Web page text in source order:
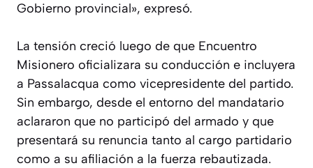
Gobierno provincial», expresó.
La tensión creció luego de que Encuentro
Misionero oficializara su conducción e incluyera
a Passalacqua como vicepresidente del partido.
Sin embargo, desde el entorno del mandatario
aclararon que no participó del armado y que
presentará su renuncia tanto al cargo partidario
como a su afiliación a la fuerza rebautizada.